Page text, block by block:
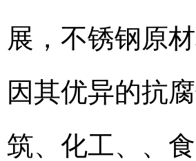
展，不锈钢原
因其优异的抗
筑、化工、、